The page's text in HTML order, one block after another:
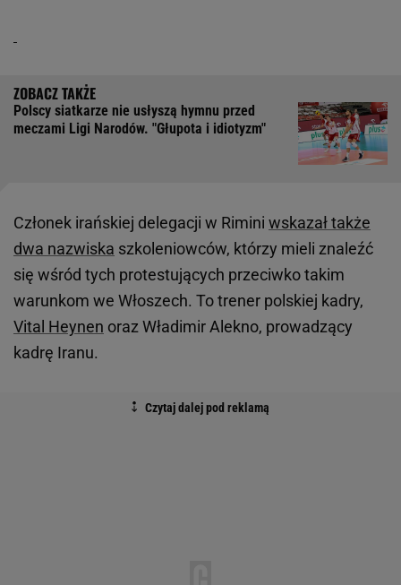
Polscy siatkarze nie usłyszą hymnu przed
meczami Ligi Narodów. "Głupota i idiotyzm"
Członek irańskiej delegacji w Rimini wskazał także
dwa nazwiska szkoleniowców, którzy mieli znaleźć
się wśród tych protestujących przeciwko takim
warunkom we Włoszech. To trener polskiej kadry,
Vital Heynen oraz Władimir Alekno, prowadzący
kadrę Iranu.